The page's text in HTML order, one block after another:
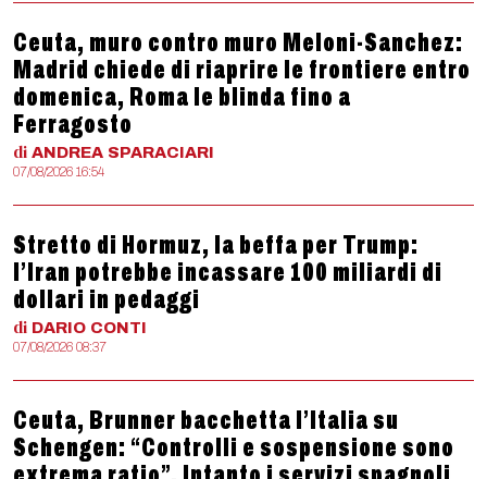
Ceuta, muro contro muro Meloni-Sanchez:
Madrid chiede di riaprire le frontiere entro
domenica, Roma le blinda fino a
Ferragosto
di ANDREA SPARACIARI
07/08/2026 16:54
Stretto di Hormuz, la beffa per Trump:
l’Iran potrebbe incassare 100 miliardi di
dollari in pedaggi
di DARIO CONTI
07/08/2026 08:37
Ceuta, Brunner bacchetta l’Italia su
Schengen: “Controlli e sospensione sono